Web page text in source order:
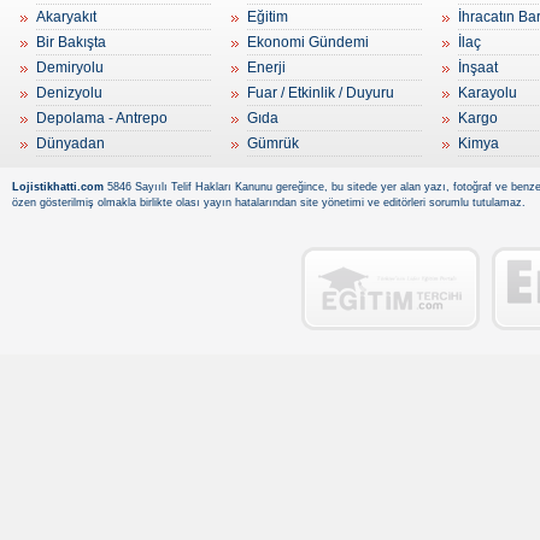
Akaryakıt
Bir Bakışta
Demiryolu
Denizyolu
Depolama - Antrepo
Dünyadan
Eğitim
Ekonomi Gündemi
Enerji
Fuar / Etkinlik / Duyuru
Gıda
Gümrük
İhracatın
İlaç
İnşaat
Karayolu
Kargo
Kimya
Lojistikhatti.com 5846 Sayıılı Telif Hakları Kanunu gereğince, bu sitede yer alan yazı, fotoğraf ve
özen gösterilmiş olmakla birlikte olası yayın hatalarından site yönetimi ve editörleri sorumlu tutulamaz.